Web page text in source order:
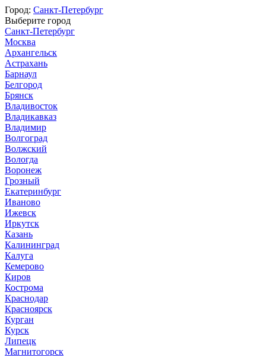
Город: Санкт-Петербург
Выберите город
Санкт-Петербург
Москва
Архангельск
Астрахань
Барнаул
Белгород
Брянск
Владивосток
Владикавказ
Владимир
Волгоград
Волжский
Вологда
Воронеж
Грозный
Екатеринбург
Иваново
Ижевск
Иркутск
Казань
Калининград
Калуга
Кемерово
Киров
Кострома
Краснодар
Красноярск
Курган
Курск
Липецк
Магнитогорск